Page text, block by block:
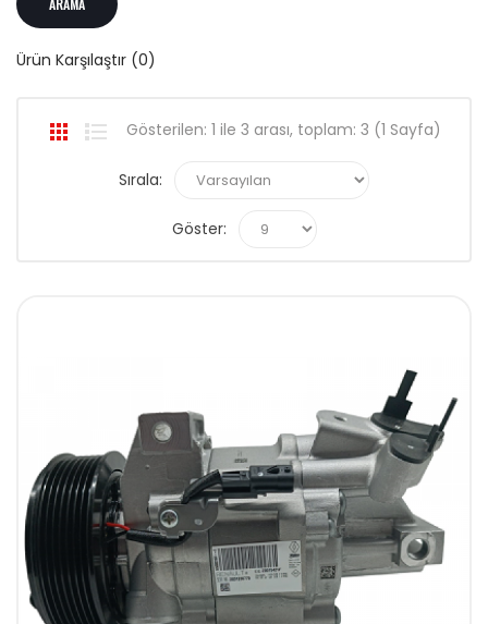
Ürün Karşılaştır (0)
Gösterilen: 1 ile 3 arası, toplam: 3 (1 Sayfa)
Sırala:
Göster: